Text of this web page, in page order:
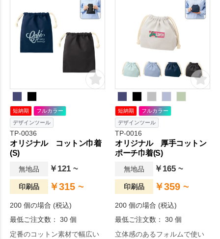
性やかわいらしい見た目も販
促品として大きな魅力。
短納期
フルカラー
デザインツール
TP-0036
オリジナル コットン巾着
(S)
無地品 ￥121 ~
印刷品 ￥315 ~
200 個の場合 (税込)
最低ご注文数： 30 個
定番のコットン素材で幅広い
短納期
フルカラー
デザインツール
TP-0016
オリジナル 厚手コットン
ポーチ巾着(S)
無地品 ￥165 ~
印刷品 ￥359 ~
200 個の場合 (税込)
最低ご注文数： 30 個
立体感のあるフォルムで使い